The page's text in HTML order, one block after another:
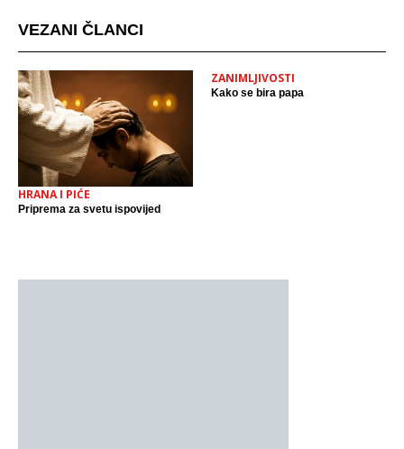
VEZANI ČLANCI
HRANA I PIĆE
Priprema za svetu ispovijed
ZANIMLJIVOSTI
Kako se bira papa